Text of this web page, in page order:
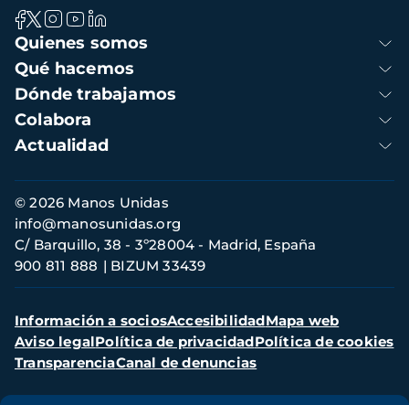
Navegación
principal
Quienes somos
Qué hacemos
Dónde trabajamos
Colabora
Actualidad
Información
de
contacto
© 2026 Manos Unidas
C/ Barquillo, 38 - 3º28004 - Madrid, España
900 811 888
BIZUM 33439
info@manosunidas.org
Menú
secundario
Información a sociosAccesibilidadMapa web
Aviso legalPolítica de privacidadPolítica de cookies
TransparenciaCanal de denuncias